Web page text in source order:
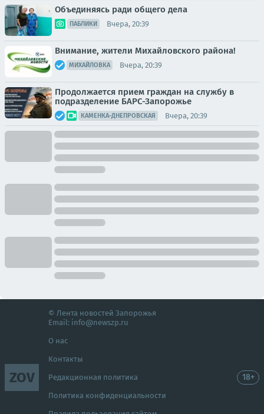
Объединяясь ради общего дела
ПАБЛИКИ Вчера, 20:39
Внимание, жители Михайловского района!
МИХАЙЛОВКА Вчера, 20:39
Продолжается прием граждан на службу в
подразделение БАРС-Запорожье
КАМЕНКА-ДНЕПРОВСКАЯ Вчера, 20:39
ZOV
© Лента новостей Запорожья
Email: info@newszp.ru
О нас
Контакты
Редакционная политика
Политика конфиденциальности
18+